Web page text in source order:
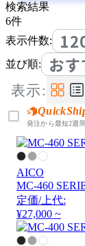
検索結果
6件
表示件数:
並び順: お
表示:
発注から最短2週
AICO
MC-460
定価/上代:
¥27,000 ~